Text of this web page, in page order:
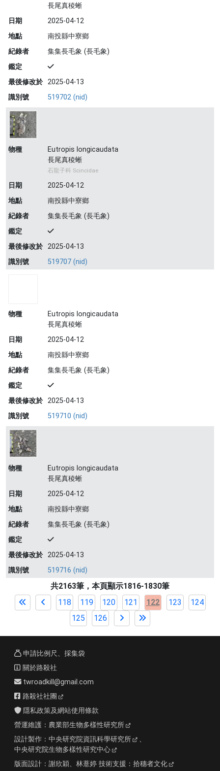
長尾真稜蜥
日期
2025-04-12
地點
南投縣中寮鄉
紀錄者
集集長毛象 (長毛象)
鑑定
最後修改於 2025-04-13
識別號
519702 (nid)
物種
Eutropis longicaudata
長尾真稜蜥
石龍子科 Scincidae
日期
2025-04-12
地點
南投縣中寮鄉
紀錄者
集集長毛象 (長毛象)
鑑定
最後修改於 2025-04-13
識別號
519707 (nid)
物種
Eutropis longicaudata
長尾真稜蜥
日期
2025-04-12
地點
南投縣中寮鄉
紀錄者
集集長毛象 (長毛象)
鑑定
最後修改於 2025-04-13
識別號
519710 (nid)
物種
Eutropis longicaudata
長尾真稜蜥
日期
2025-04-12
地點
南投縣中寮鄉
紀錄者
集集長毛象 (長毛象)
鑑定
最後修改於 2025-04-13
識別號
519716 (nid)
共2163筆，本頁顯示1816-1830筆
118
119 120 121 122 123
124
125
126
申請比例尺、採集袋
關於路殺社
twroadkill@gmail.com
路殺社社團
隱私政策及網站使用條款
營運維護： 農業部生物多樣性研究所
設計製作： 中央研究院資訊科學研究所
、
中央研究院生物多樣性研究中心
版面設計： 謝欣穎、林薏婷 技術支援： 拾穗者文化